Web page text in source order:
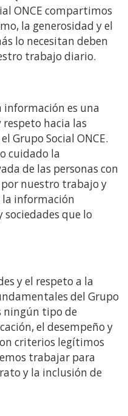
ONCE compartimos
la generosidad y el
lo necesitan deben
trabajo diario.
información es una
hacia las
Grupo Social ONCE.
cuidado la
de las personas con
nuestro trabajo y
la información
que lo
y el respeto a la
del Grupo
ningún tipo de
el desempeño y
criterios legítimos
trabajar para
y la inclusión de